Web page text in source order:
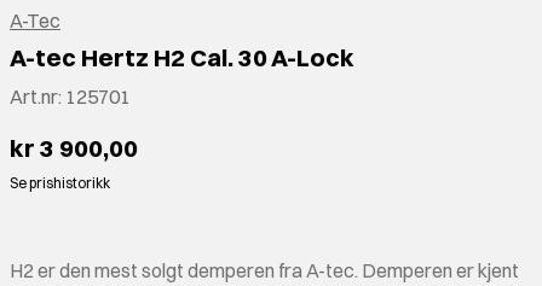
A-Tec
A-tec Hertz H2 Cal. 30 A-Lock
Art.nr: 125701
kr 3 900,00
Se prishistorikk
H2 er den mest solgt demperen fra A-tec. Demperen er kjent